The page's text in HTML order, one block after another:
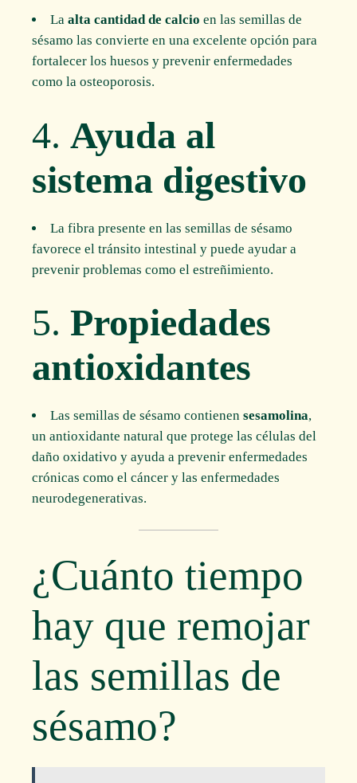
Laalta cantidad de calcio en las semillas de
sésamo las convierte en una excelente opción para
fortalecer los huesos y prevenir enfermedades
como la osteoporosis.
4.Ayuda al
sistema digestivo
La fibra presente en las semillas de sésamo
favorece el tránsito intestinal y puede ayudar a
prevenir problemas como el estreñimiento.
5.Propiedades
antioxidantes
Las semillas de sésamo contienensesamolina,
un antioxidante natural que protege las células del
daño oxidativo y ayuda a prevenir enfermedades
crónicas como el cáncer y las enfermedades
neurodegenerativas.
¿Cuánto tiempo
hay que remojar
las semillas de
sésamo?